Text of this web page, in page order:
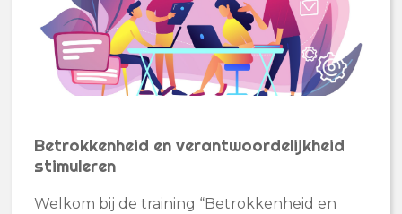
Betrokkenheid en verantwoordelijkheid
stimuleren
Welkom bij de training “Betrokkenheid en